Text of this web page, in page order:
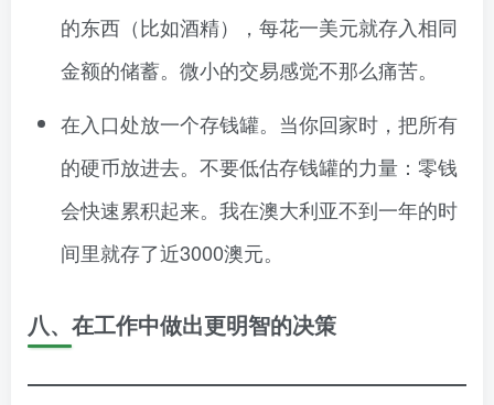
的东西（比如酒精），每花一美元就存入相同
金额的储蓄。微小的交易感觉不那么痛苦。
在入口处放一个存钱罐。当你回家时，把所有
的硬币放进去。不要低估存钱罐的力量：零钱
会快速累积起来。我在澳大利亚不到一年的时
间里就存了近3000澳元。
八、在工作中做出更明智的决策